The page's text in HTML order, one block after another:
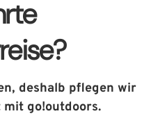
deshalb pflegen wir
go!outdoors.